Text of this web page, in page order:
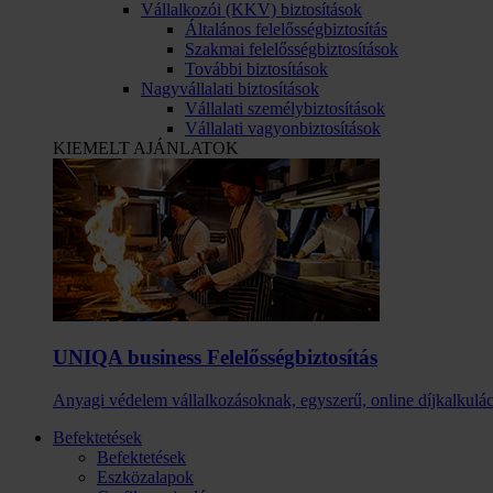
Vállalkozói (KKV) biztosítások
Általános felelősségbiztosítás
Szakmai felelősségbiztosítások
További biztosítások
Nagyvállalati biztosítások
Vállalati személybiztosítások
Vállalati vagyonbiztosítások
KIEMELT AJÁNLATOK
UNIQA business Felelősség­biztosítás
Anyagi védelem vállalkozásoknak, egyszerű, online
Befektetések
Befektetések
Eszközalapok